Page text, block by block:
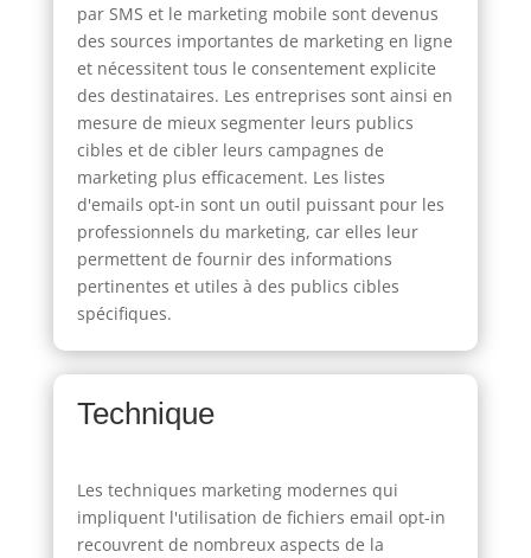
par SMS et le marketing mobile sont devenus
des sources importantes de marketing en ligne
et nécessitent tous le consentement explicite
des destinataires. Les entreprises sont ainsi en
mesure de mieux segmenter leurs publics
cibles et de cibler leurs campagnes de
marketing plus efficacement. Les listes
d'emails opt-in sont un outil puissant pour les
professionnels du marketing, car elles leur
permettent de fournir des informations
pertinentes et utiles à des publics cibles
spécifiques.
Technique
Les techniques marketing modernes qui
impliquent l'utilisation de fichiers email opt-in
recouvrent de nombreux aspects de la